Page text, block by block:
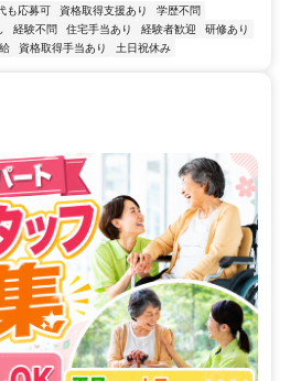
も応募可 資格取得支援あり
学歴不問
経験不問 住宅手当あり 経験者歓迎
研修あり
資格取得手当あり 土日祝休み